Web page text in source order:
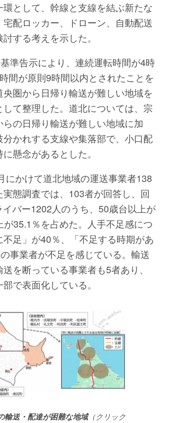
として、幹線と支線を結ぶ新たな
配ロッカー、ドローン、自動配送
する考えを示した。
準告示により、連続運転時間が4時
間が原則9時間以内とされたことを
圏から日帰り輸送が難しい地域を
して整理した。道北については、宗
の日帰り輸送が難しい地域に加
分かれする支線や集落部で、小口配
懸念があるとした。
にかけて道北地域の運送事業者138
態調査では、103者が回答し、回
バー1202人のうち、50歳台以上が
35.1％を占めた。人手不足感につ
足」が40％、「不足する時期があ
事業者が不足を感じている。輸送
を断っている事業者も5者あり、
で表面化している。
輸送・配達が困難な地域（クリック